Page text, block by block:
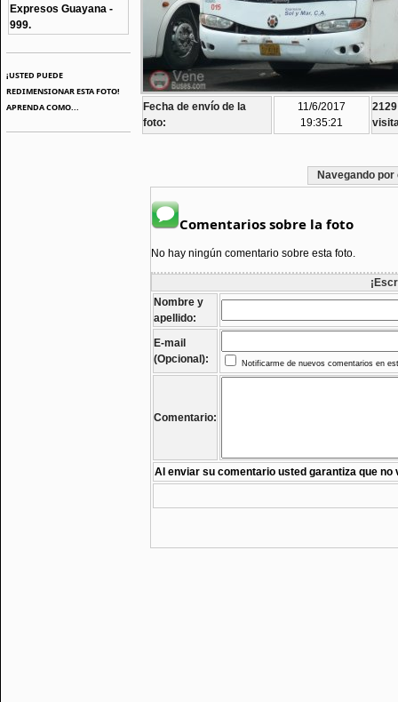
Expresos Guayana -
999.
¡USTED PUEDE
REDIMENSIONAR ESTA FOTO!
APRENDA COMO...
Fecha de envío de la
foto:
11/6/2017
19:35:21
2129
Navegando
Comentarios sobre la foto
No hay ningún comentario sobre esta foto.
Nombre y
apellido:
E-mail
(Opcional):
Notificarme de nuevos comentarios en
Comentario:
Al enviar su comentario usted garantiza que no